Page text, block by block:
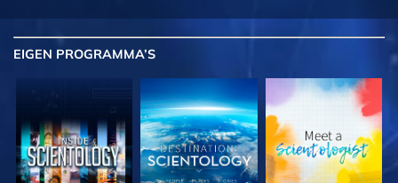
EIGEN PROGRAMMA’S